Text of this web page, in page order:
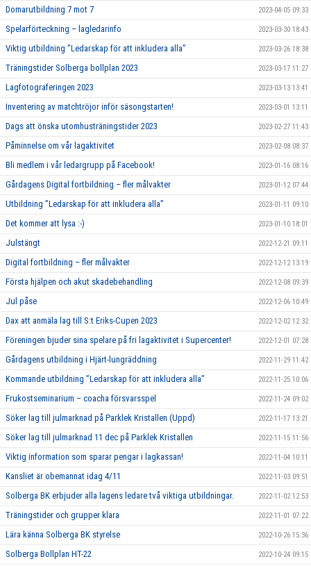
Domarutbildning 7 mot 7 2023-04-05 09:33
Spelarförteckning – lagledarinfo 2023-03-30 18:43
Viktig utbildning ”Ledarskap för att inkludera alla” 2023-03-26 18:38
Träningstider Solberga bollplan 2023 2023-03-17 11:27
Lagfotograferingen 2023 2023-03-13 13:41
Inventering av matchtröjor inför säsongstarten! 2023-03-01 13:11
Dags att önska utomhusträningstider 2023 2023-02-27 11:43
Påminnelse om vår lagaktivitet 2023-02-08 08:37
Bli medlem i vår ledargrupp på Facebook! 2023-01-16 08:16
Gårdagens Digital fortbildning – fler målvakter 2023-01-12 07:44
Utbildning ”Ledarskap för att inkludera alla” 2023-01-11 09:10
Det kommer att lysa :-) 2023-01-10 18:01
Julstängt 2022-12-21 09:11
Digital fortbildning – fler målvakter 2022-12-12 13:19
Första hjälpen och akut skadebehandling 2022-12-08 09:39
Jul påse 2022-12-06 10:49
Dax att anmäla lag till S:t Eriks-Cupen 2023 2022-12-02 12:32
Föreningen bjuder sina spelare på fri lagaktivitet i Supercenter! 2022-12-01 07:28
Gårdagens utbildning i Hjärt-lungräddning 2022-11-29 11:42
Kommande utbildning ”Ledarskap för att inkludera alla” 2022-11-25 10:06
Frukostseminarium – coacha försvarsspel 2022-11-24 09:02
Söker lag till julmarknad på Parklek Kristallen (Uppd) 2022-11-17 13:21
Söker lag till julmarknad 11 dec på Parklek Kristallen 2022-11-15 11:56
Viktig information som sparar pengar i lagkassan! 2022-11-04 10:11
Kansliet är obemannat idag 4/11 2022-11-03 09:51
Solberga BK erbjuder alla lagens ledare två viktiga utbildningar. 2022-11-02 12:53
Träningstider och grupper klara 2022-11-01 07:22
Lära känna Solberga BK styrelse 2022-10-26 15:36
Solberga Bollplan HT-22 2022-10-24 09:15